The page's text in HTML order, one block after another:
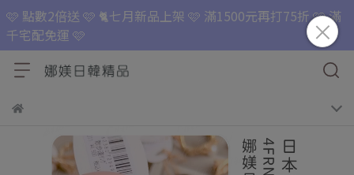
🩷 點數2倍送 🩷 🐈七月新品上架 🩷 滿1500元再打75折 🩷 滿
千宅配免運 🩷